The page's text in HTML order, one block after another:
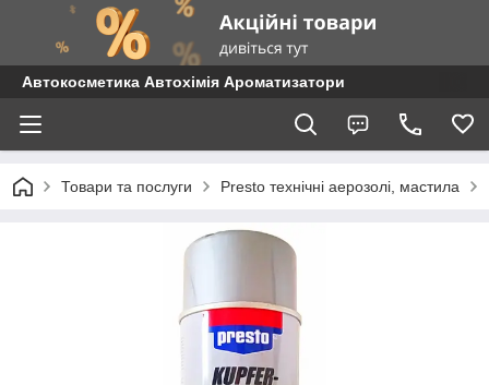
Автокосметика Автохімія Ароматизатори
Товари та послуги Presto технічні аерозолі, мастила